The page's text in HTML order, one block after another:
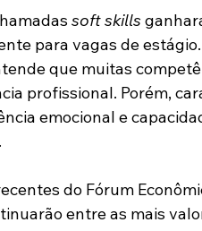
soft skills
para vagas de
que muitas
profissional. Porém,
emocional e
do Fórum
entre as mais